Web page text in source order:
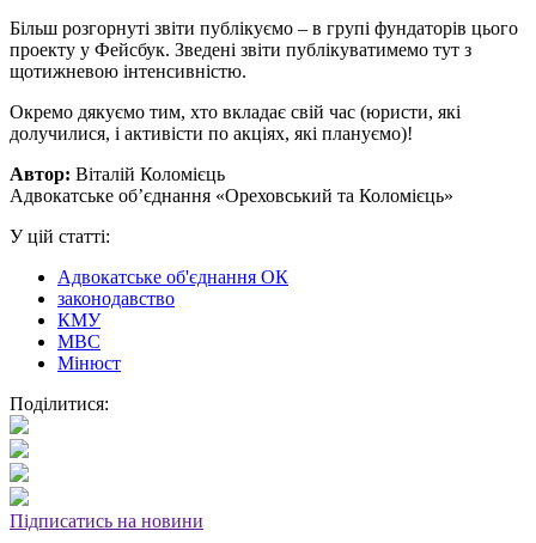
Більш розгорнуті звіти публікуємо – в групі фундаторів цього
проекту у Фейсбук. Зведені звіти публікуватимемо тут з
щотижневою інтенсивністю.
Окремо дякуємо тим, хто вкладає свій час (юристи, які
долучилися, і активісти по акціях, які плануємо)!
Автор: Віталій Коломієць
Адвокатське об’єднання «Ореховський та Коломієць»
У цій статті:
Адвокатське об'єднання ОК
законодавство
КМУ
МВС
Мінюст
Поділитися:
Підписатись на новини